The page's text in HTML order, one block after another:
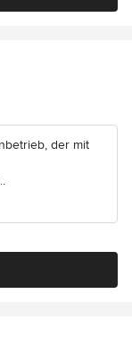
der mit